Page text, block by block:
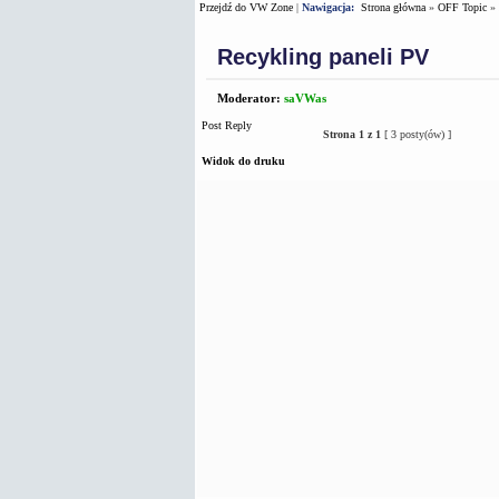
Przejdź do VW Zone| Nawigacja: Strona główna» OFF Topic»
Recykling paneli PV
Moderator: saVWas
Post Reply
Strona 1 z 1 [ 3 posty(ów) ]
Widok do druku